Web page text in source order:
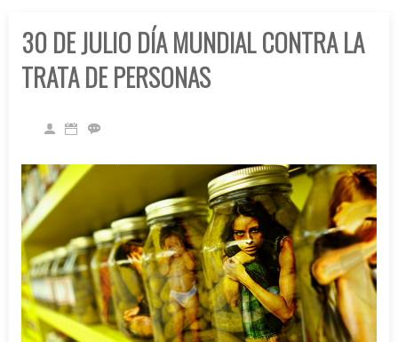
30 DE JULIO DÍA MUNDIAL CONTRA LA
TRATA DE PERSONAS